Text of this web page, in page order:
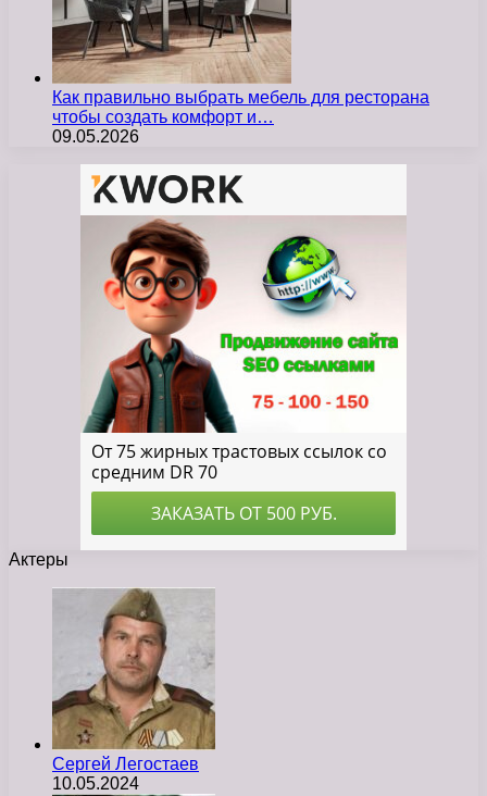
Как правильно выбрать мебель для ресторана
чтобы создать комфорт и…
09.05.2026
Актеры
Сергей Легостаев
10.05.2024